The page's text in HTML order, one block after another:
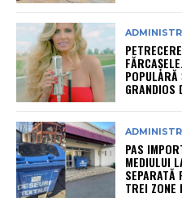
GRANDIOS
PAS
MEDIULUI
SEPARATĂ
TREI ZONE